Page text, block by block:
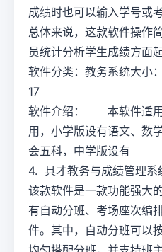
成绩时也可以输入学号或
总体来说，这款软件操作
员统计分析学生成绩方面
软件分类：教务系统大小
17
软件介绍： 本软件适用
用，小学版设有语文、数
会五科，中学版设有
4. 具才教务与成绩管理系
该款软件是一款功能强大
有自动分班、考场座次编
件。其中，自动分班可以